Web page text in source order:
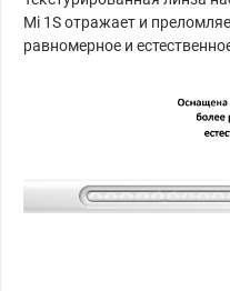
Mi 1S отражает и
равномерное и